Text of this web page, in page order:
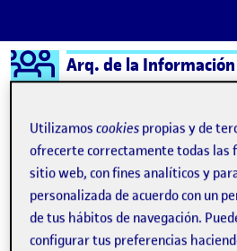
Saltar al contenido
Logo Ágora
Arq. de la Información
Semestre 20211 - Aula 1 9
9 Diciembre,
Utilizamoscookies propias y de
ofrecerte correctamente todas las
sitio web, con fines analíticos y
personalizada de acuerdo con un
de tus hábitos de navegación.
configurar tus preferencias